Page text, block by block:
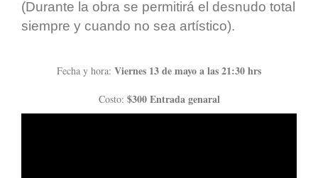
(Durante la obra se permitirá el desnudo total
siempre y cuando no sea artístico).
Fecha y hora: Viernes 13 de mayo a las 21:30 hrs
Costo: $300 Entrada genaral